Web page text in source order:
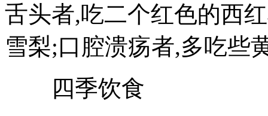
舌头者,吃二个红色的西
雪梨;口腔溃疡者,多吃
四季饮食